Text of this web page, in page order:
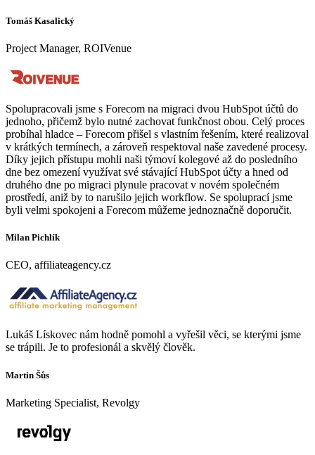
Tomáš Kasalický
Project Manager, ROIVenue
Spolupracovali jsme s Forecom na migraci dvou HubSpot účtů do
jednoho, přičemž bylo nutné zachovat funkčnost obou. Celý proces
probíhal hladce – Forecom přišel s vlastním řešením, které realizoval
v krátkých termínech, a zároveň respektoval naše zavedené procesy.
Díky jejich přístupu mohli naši týmoví kolegové až do posledního
dne bez omezení využívat své stávající HubSpot účty a hned od
druhého dne po migraci plynule pracovat v novém společném
prostředí, aniž by to narušilo jejich workflow. Se spoluprací jsme
byli velmi spokojeni a Forecom můžeme jednoznačně doporučit.
Milan Pichlík
CEO, affiliateagency.cz
Lukáš Lískovec nám hodně pomohl a vyřešil věci, se kterými jsme
se trápili. Je to profesionál a skvělý člověk.
Martin Šůs
Marketing Specialist, Revolgy